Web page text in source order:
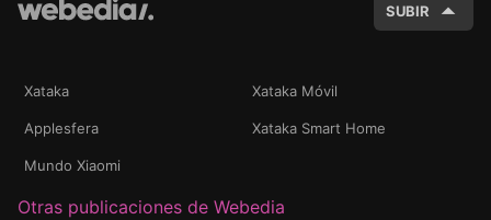
SUBIR
Xataka Xataka Móvil
Applesfera Xataka Smart Home
Mundo Xiaomi
Otras publicaciones de Webedia